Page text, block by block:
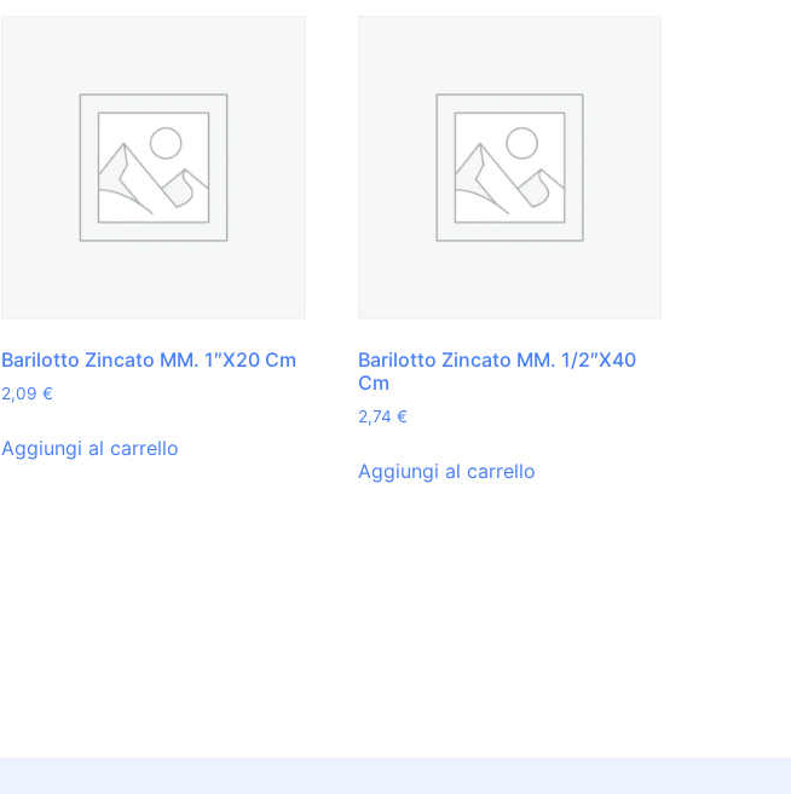
Barilotto Zincato MM. 1″X20 Cm
2,09€
Aggiungi al carrello
Barilotto Zincato MM. 1/2″X40
Cm
2,74€
Aggiungi al carrello